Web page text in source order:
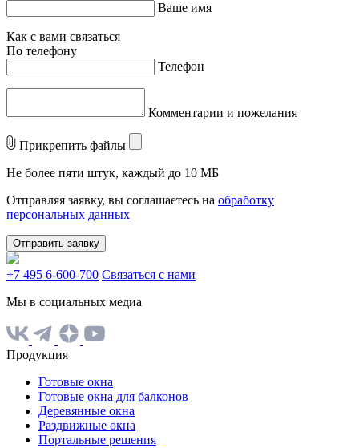
Ваше имя
Как с вами связаться
По телефону
Телефон
Комментарии и пожелания
Прикрепить файлы
Не более пяти штук, каждый до 10 МБ
Отправляя заявку, вы соглашаетесь на обработку
персональных данных
Отправить заявку
+7 495 6-600-700 Связаться с нами
Мы в социальных медиа
Продукция
Готовые окна
Готовые окна для балконов
Деревянные окна
Раздвижные окна
Портальные решения